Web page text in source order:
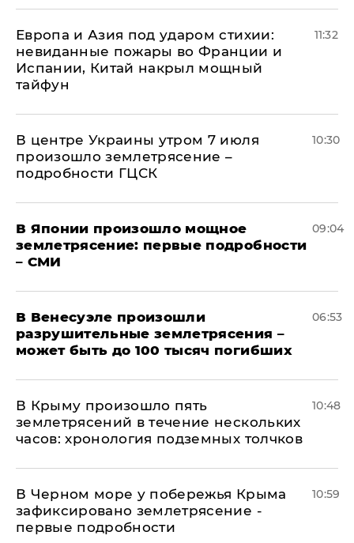
Европа и Азия под ударом стихии:
невиданные пожары во Франции и
Испании, Китай накрыл мощный
тайфун
11:32
В центре Украины утром 7 июля
произошло землетрясение –
подробности ГЦСК
10:30
В Японии произошло мощное
землетрясение: первые подробности
– СМИ
09:04
В Венесуэле произошли
разрушительные землетрясения –
может быть до 100 тысяч погибших
06:53
В Крыму произошло пять
землетрясений в течение нескольких
часов: хронология подземных толчков
10:48
В Черном море у побережья Крыма
зафиксировано землетрясение -
первые подробности
10:59